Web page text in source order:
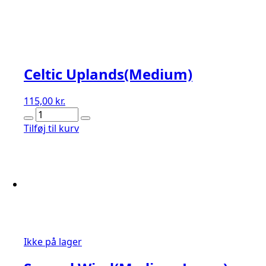
Celtic Uplands(Medium)
115,00 kr.
Celtic
Uplands(Medium)
Tilføj til kurv
Ikke på lager